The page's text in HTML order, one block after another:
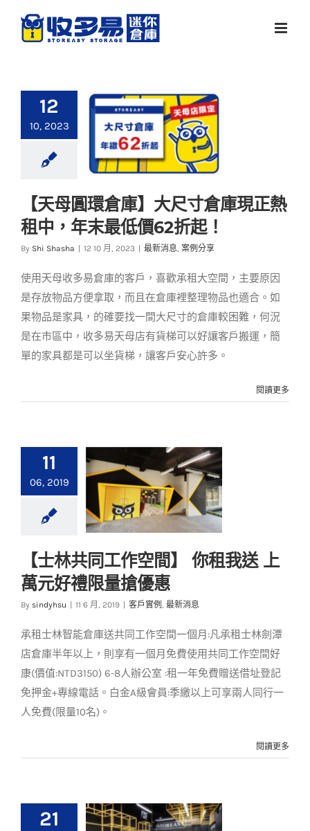
12
10, 2023
【天母圓環倉庫】大
尺寸倉庫現正熱租
中，年末最低價62折
起！
最新消息 案例分享
【天母圓環倉庫】大尺寸倉庫現正熱
租中，年末最低價62折起！
By Shi Shasha 12 10 月, 2023 最新消息, 案例分享
使用天母收多易倉庫的客戶，喜歡承租大空間，主要原因
是存放物品方便拿取，而且在倉庫裡整理物品也適合。如
果物品是家具，的確要找一間大尺寸的倉庫較困難，何況
是在市區中，收多易天母店有貨梯可以好讓客戶搬運，簡
單的家具都是可以坐貨梯，讓客戶安心許多。
閱讀更多
11
06, 2019
【士林共同工作空
間】 你租我送 上萬元
好禮限量搶優惠
【士林共同工作空間】 你租我送 上
萬元好禮限量搶優惠
By sindyhsu 11 6 月, 2019 客戶實例 , 最新消息
承租士林智能倉庫送共同工作空間一個月:凡承租士林劍潭
店倉庫半年以上，則享有一個月免費使用共同工作空間好
康(價值:NTD3150) 6-8人辦公室 :租一年免費贈送借址登記
免押金+專線電話。白金A級會員:季繳以上可享兩人同行一
人免費(限量10名)。
閱讀更多
21